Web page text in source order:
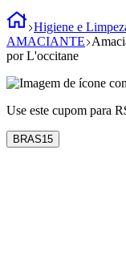
Higiene e
AMACIANTE
por L'occitane
Use este cupom para
BRAS15